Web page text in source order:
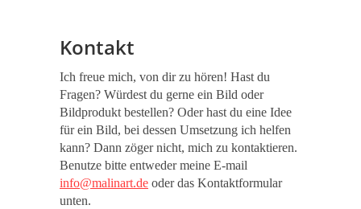
Kontakt
Ich freue mich, von dir zu hören! Hast du
Fragen? Würdest du gerne ein Bild oder
Bildprodukt bestellen? Oder hast du eine Idee
für ein Bild, bei dessen Umsetzung ich helfen
kann? Dann zöger nicht, mich zu kontaktieren.
Benutze bitte entweder meine E-mail
info@malinart.de oder das Kontaktformular
unten.